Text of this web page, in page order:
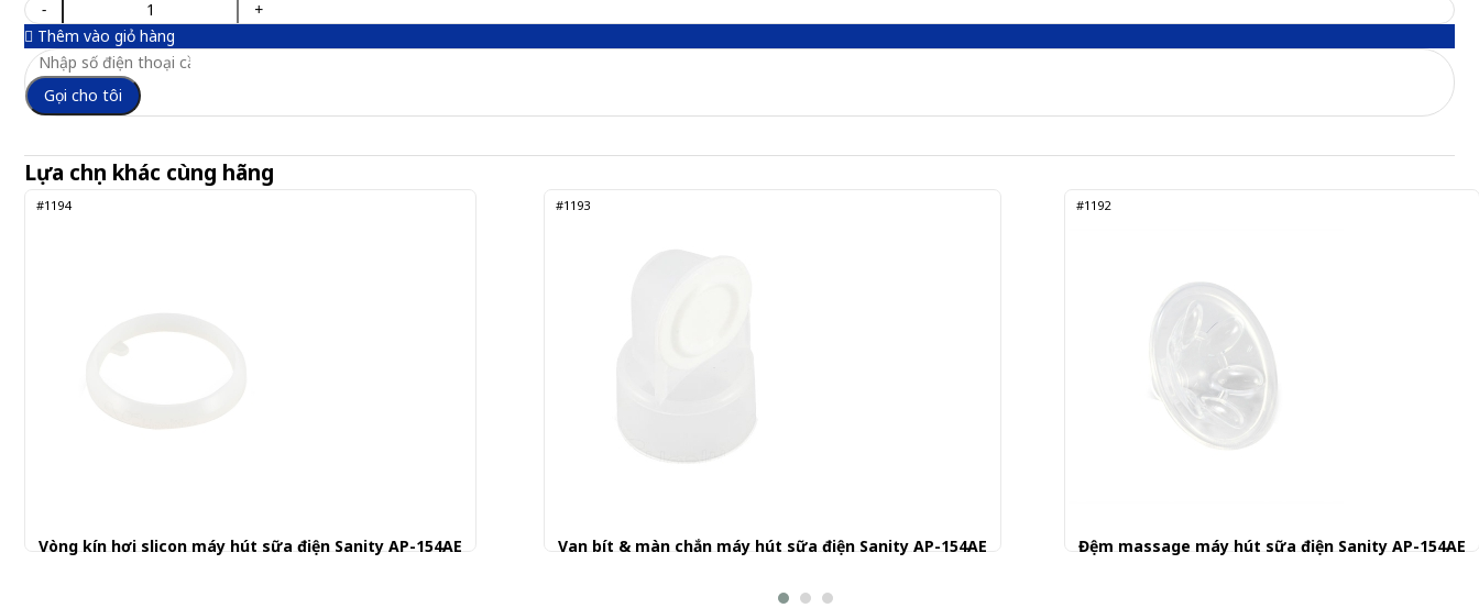
-
+
Thêm vào giỏ hàng
Gọi cho tôi
Lựa chọn khác cùng hãng
#1194
Vòng kín hơi slicon máy hút sữa điện Sanity AP-154AE
#1193
Van bít & màn chắn máy hút sữa điện Sanity AP-154AE
#1192
Đệm massage máy hút sữa điện Sanity AP-154AE